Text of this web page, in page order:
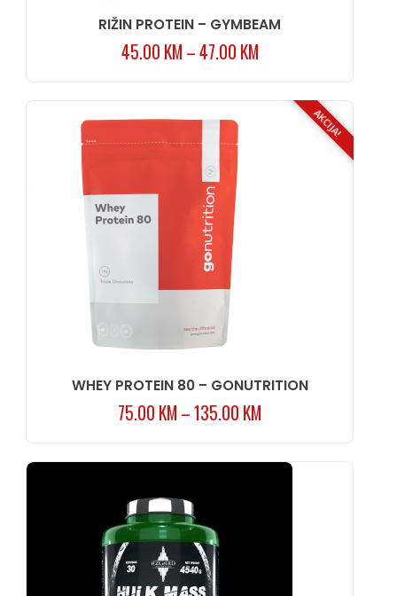
RIŽIN PROTEIN – GYMBEAM
45.00 KM –47.00 KM
AKCIJA!
WHEY PROTEIN 80 – GONUTRITION
75.00 KM –135.00 KM